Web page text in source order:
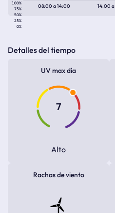
100%
75%
50%
25%
0%
08:00a14:00 14:00a
Detalles del tiempo
UV max día
7
Alto
Rachas de viento